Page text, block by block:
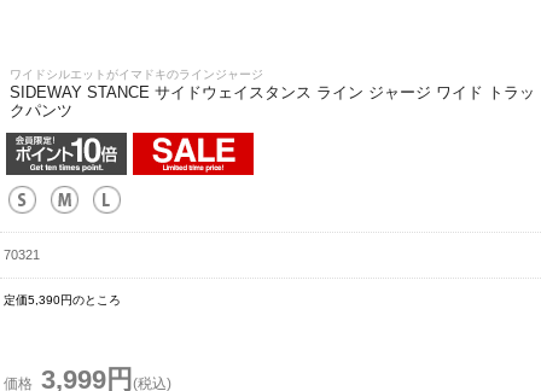
ワイドシルエットがイマドキのラインジャージ
SIDEWAY STANCE サイドウェイスタンス ライン ジャージ ワイド トラッ
クパンツ
70321
定価5,390円のところ
価格 3,999円 (税込)